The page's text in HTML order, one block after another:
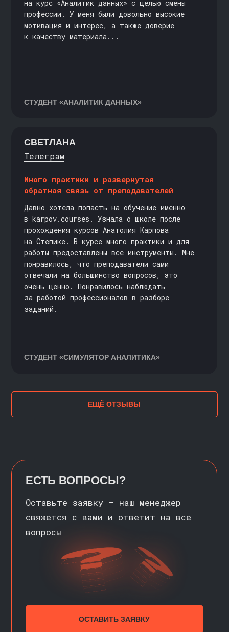
на курс «Аналитик данных» с целью смены
профессии. У меня были довольно высокие
мотивация и интерес, а также доверие
к качеству материала...
Много практики и развернутая
обратная связь от преподавателей
СВЕТЛАНА
Телеграм
Давно хотела попасть на обучение именно
в karpov.courses. Узнала о школе после
прохождения курсов Анатолия Карпова
на Степике. В курсе много практики и для
работы предоставлены все инструменты. Мне
понравилось, что преподаватели сами
отвечали на большинство вопросов, это
очень ценно. Понравилось наблюдать
за работой профессионалов в разборе
заданий.
ЕЩЁ ОТЗЫВЫ
СТУДЕНТ «АНАЛИТИК ДАННЫХ»
СТУДЕНТ «СИМУЛЯТОР АНАЛИТИКА»